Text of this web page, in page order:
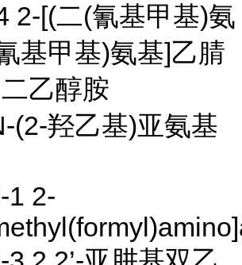
2-[(二(氰基甲基)氨
基甲基)氨基]乙腈
乙醇胺
(2-羟乙基)亚氨基
1 2-